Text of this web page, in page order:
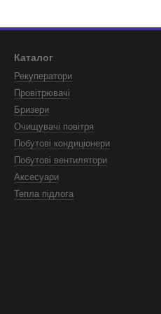
Каталог
Рекуператори
Провітрювачі
Бризери
Очищувачі повітря
Побутові кондиціонери
Побутові вентилятори
Аксесуари
Тепла підлога